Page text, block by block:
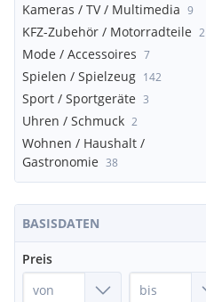
Kameras / TV / Multimedia 9
KFZ-Zubehör / Motorradteile 2
Mode / Accessoires 7
Spielen / Spielzeug 142
Sport / Sportgeräte 3
Uhren / Schmuck 2
Wohnen / Haushalt /
Gastronomie 38
BASISDATEN
Preis